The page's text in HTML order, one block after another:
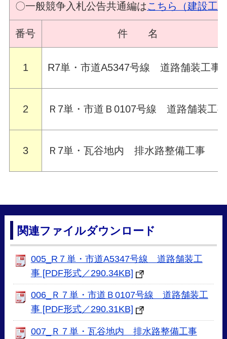
〇一般競争入札公告共通編はこちら（建設工
番号 件 名
1 R7単・市道A5347号線 道路舗装工事
2 Ｒ7単・市道Ｂ0107号線 道路舗装工
3 Ｒ7単・瓦谷地内 排水路整備工事
関連ファイルダウンロード
005_R７単・市道A5347号線 道路舗装工
事 [PDF形式／290.34KB]
006_Ｒ７単・市道Ｂ0107号線 道路舗装工
事 [PDF形式／290.31KB]
007_Ｒ７単・瓦谷地内 排水路整備工事